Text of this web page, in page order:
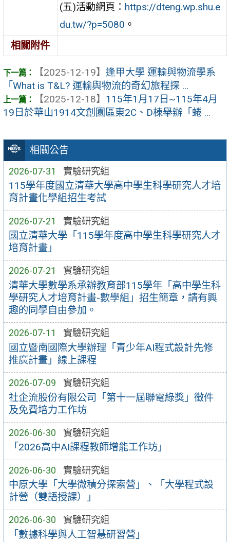
相關公告
2026-07-31 實驗研究組
115學年度國立清華大學高中學生科學研究人才培
育計畫化學組招生考試
2026-07-21 實驗研究組
國立清華大學「115學年度高中學生科學研究人才
培育計畫」
2026-07-21 實驗研究組
清華大學數學系承辦教育部115學年「高中學生科
學研究人才培育計畫-數學組」招生簡章，請有興
趣的同學自由參加。
2026-07-11 實驗研究組
國立暨南國際大學辦理「青少年AI程式設計先修
推廣計畫」線上課程
2026-07-09 實驗研究組
社企流股份有限公司「第十一屆聯電綠獎」徵件
及免費培力工作坊
2026-06-30 實驗研究組
「2026高中AI課程教師增能工作坊」
2026-06-30 實驗研究組
中原大學「大學微積分探索營」、「大學程式設
計營（雙語授課）」
2026-06-30 實驗研究組
「數據科學與人工智慧研習營」
(五)活動網頁： https://dteng.wp.shu.e
du.tw/?p=5080 。
相關附件
【2025-12-19】 逢甲大學 運輸與物流學系
「What is T&L? 運輸與物流的奇幻旅程探 ...
【2025-12-18】 115年1月17日~115年4月
19日於華山1914文創園區東2C、D棟舉辦「蜷 ...